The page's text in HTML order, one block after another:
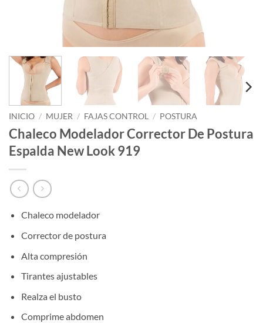
INICIO / MUJER / FAJAS CONTROL / POSTURA
Chaleco Modelador Corrector De Postura
Espalda New Look 919
Chaleco modelador
Corrector de postura
Alta compresión
Tirantes ajustables
Realza el busto
Comprime abdomen